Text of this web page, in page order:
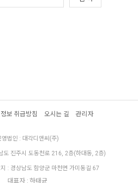
보 취급방침 오시는 길 관리자
영법인 : 대각디앤씨(주)
도 진주시 도동천로 216, 2층(하대동, 2층)
: 경상남도 함양군 마천면 가미동길 67
대표자 : 하태균